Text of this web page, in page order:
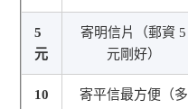
5
元
寄明信片（郵資 5
元剛好）
10
寄平信最方便（多